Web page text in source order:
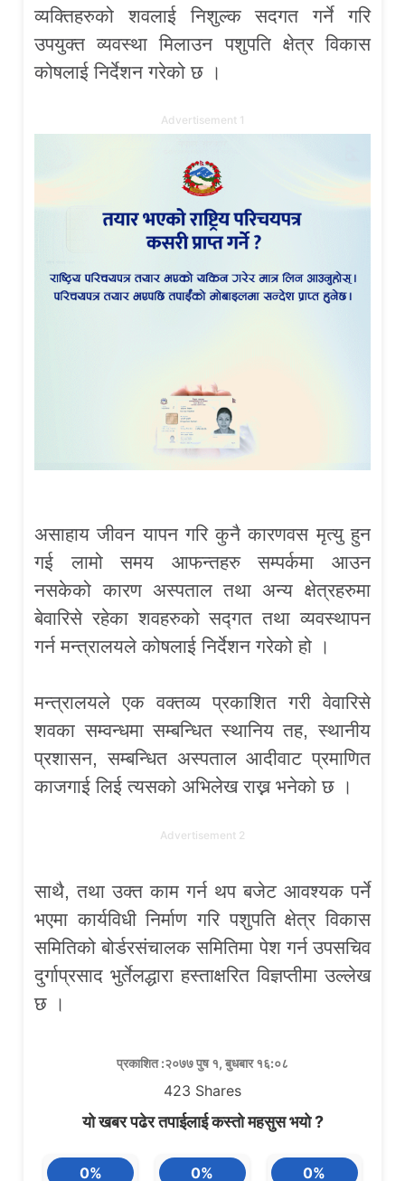
व्यक्तिहरुको शवलाई निशुल्क सदगत गर्ने गरि
उपयुक्त व्यवस्था मिलाउन पशुपति क्षेत्र विकास
कोषलाई निर्देशन गरेको छ ।
Advertisement 1
असाहाय जीवन यापन गरि कुनै कारणवस मृत्यु हुन
गई लामो समय आफन्तहरु सम्पर्कमा आउन
नसकेको कारण अस्पताल तथा अन्य क्षेत्रहरुमा
बेवारिसे रहेका शवहरुको सद्गत तथा व्यवस्थापन
गर्न मन्त्रालयले कोषलाई निर्देशन गरेको हो ।
मन्त्रालयले एक वक्तव्य प्रकाशित गरी वेवारिसे
शवका सम्वन्धमा सम्बन्धित स्थानिय तह, स्थानीय
प्रशासन, सम्बन्धित अस्पताल आदीवाट प्रमाणित
काजगाई लिई त्यसको अभिलेख राख्न भनेको छ ।
Advertisement 2
साथै, तथा उक्त काम गर्न थप बजेट आवश्यक पर्ने
भएमा कार्यविधी निर्माण गरि पशुपति क्षेत्र विकास
समितिको बोर्डरसंचालक समितिमा पेश गर्न उपसचिव
दुर्गाप्रसाद भुर्तेलद्धारा हस्ताक्षरित विज्ञप्तीमा उल्लेख
छ ।
प्रकाशित :२०७७ पुष १, बुधबार १६:०८
423 Shares
यो खबर पढेर तपाईलाई कस्तो महसुस भयो ?
0% 0% 0%